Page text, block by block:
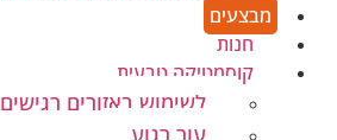
מבצעים
חנות
קוסמטיקה טבעית
לשימוש באזורים רגישים
עור רגוע